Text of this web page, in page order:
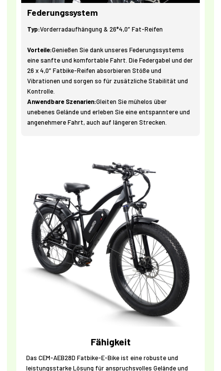
Federungssystem
Typ:Vorderradaufhängung & 26*4,0″ Fat-Reifen
Vorteile:Genießen Sie dank unseres Federungssystems
eine sanfte und komfortable Fahrt. Die Federgabel und der
26 x 4,0″ Fatbike-Reifen absorbieren Stöße und
Vibrationen und sorgen so für zusätzliche Stabilität und
Kontrolle.
Anwendbare Szenarien:Gleiten Sie mühelos über
unebenes Gelände und erleben Sie eine entspanntere und
angenehmere Fahrt, auch auf längeren Strecken.
Fähigkeit
Das CEM-AEB28D Fatbike-E-Bike ist eine robuste und
leistungsstarke Lösung für anspruchsvolles Gelände und